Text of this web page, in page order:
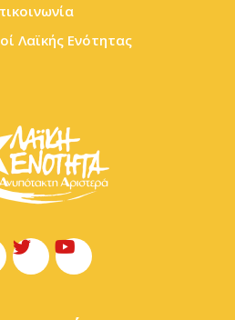
Λαϊκής Ενότητας